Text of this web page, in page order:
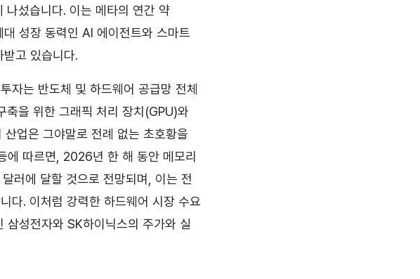
섰습니다. 이는 메타의 연간 약
성장 동력인 AI 에이전트와 스마트
고 있습니다.
자는 반도체 및 하드웨어 공급망 전체
축을 위한 그래픽 처리 장치(GPU)와
업은 그야말로 전례 없는 초호황을
따르면, 2026년 한 해 동안 메모리
러에 달할 것으로 전망되며, 이는 전
다. 이처럼 강력한 하드웨어 시장 수요
성전자와 SK하이닉스의 주가와 실